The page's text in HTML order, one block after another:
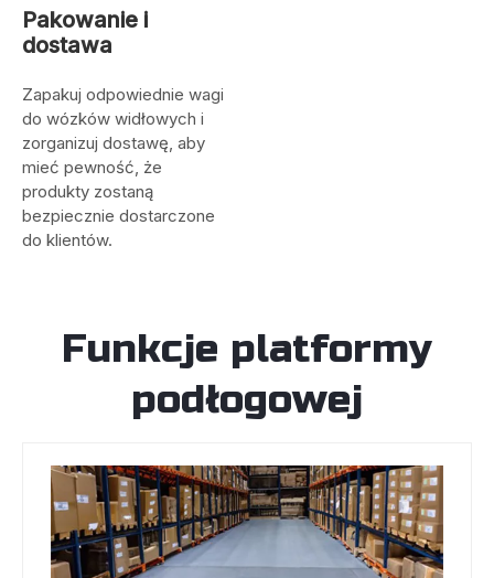
Pakowanie i
dostawa
Zapakuj odpowiednie wagi
do wózków widłowych i
zorganizuj dostawę, aby
mieć pewność, że
produkty zostaną
bezpiecznie dostarczone
do klientów.
Funkcje platformy
podłogowej